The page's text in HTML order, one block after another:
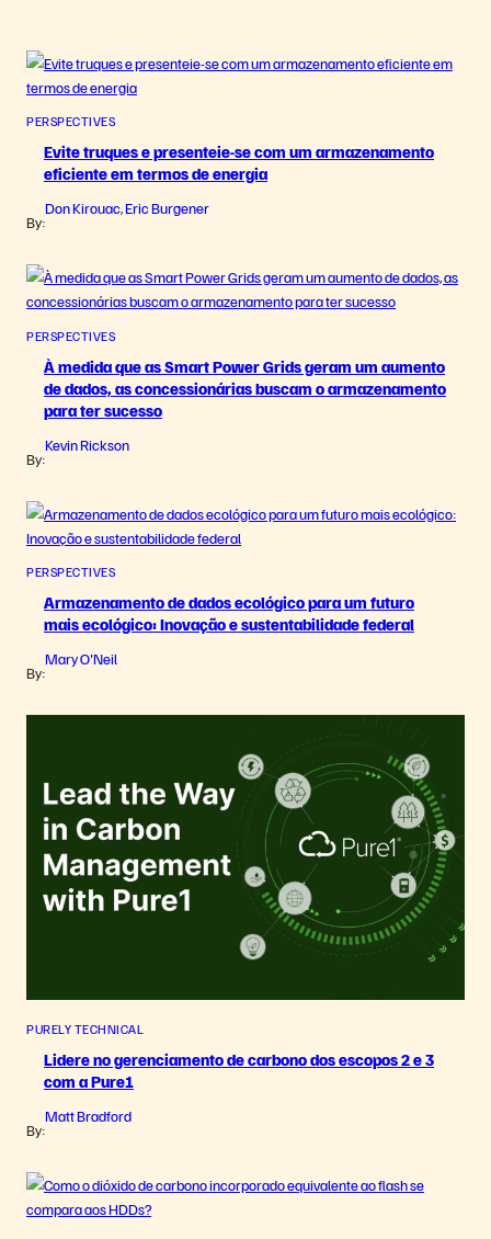
PERSPECTIVES
Evite truques e presenteie-se com um armazenamento
eficiente em termos de energia
By:
Don Kirouac,Eric Burgener
PERSPECTIVES
À medida que as Smart Power Grids geram um aumento
de dados, as concessionárias buscam o armazenamento
para ter sucesso
By:
Kevin Rickson
PERSPECTIVES
Armazenamento de dados ecológico para um futuro
mais ecológico: Inovação e sustentabilidade federal
By:
Mary O'Neil
PURELY TECHNICAL
Lidere no gerenciamento de carbono dos escopos 2 e 3
com a Pure1
By:
Matt Bradford